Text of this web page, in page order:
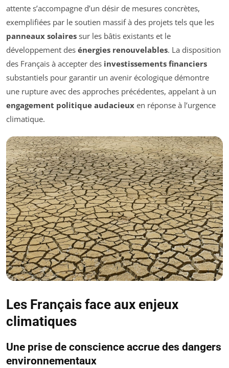
attente s’accompagne d’un désir de mesures concrètes,
exemplifiées par le soutien massif à des projets tels que les
panneaux solaires sur les bâtis existants et le
développement des énergies renouvelables. La disposition
des Français à accepter des investissements financiers
substantiels pour garantir un avenir écologique démontre
une rupture avec des approches précédentes, appelant à un
engagement politique audacieux en réponse à l’urgence
climatique.
Les Français face aux enjeux
climatiques
Une prise de conscience accrue des dangers
environnementaux